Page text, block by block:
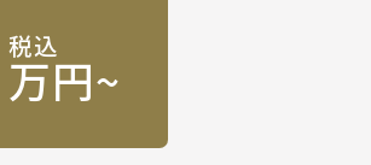
税込
万円~